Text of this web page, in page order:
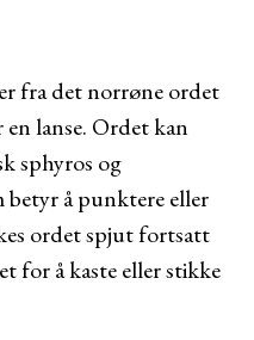
fra det norrøne ordet
lanse. Ordet kan
sphyros og
å punktere eller
ordet spjut fortsatt
for å kaste eller stikke